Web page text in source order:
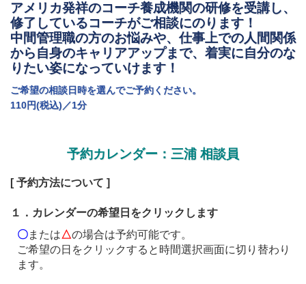
アメリカ発祥のコーチ養成機関の研修を受講し、
修了しているコーチがご相談にのります！
中間管理職の方のお悩みや、仕事上での人間関係
から自身のキャリアアップまで、着実に自分のな
りたい姿になっていけます！
ご希望の相談日時を選んでご予約ください。
110円(税込)／1分
予約カレンダー：三浦 相談員
[ 予約方法について ]
１．カレンダーの希望日をクリックします
〇または△の場合は予約可能です。
ご希望の日をクリックすると時間選択画面に切り替わり
ます。